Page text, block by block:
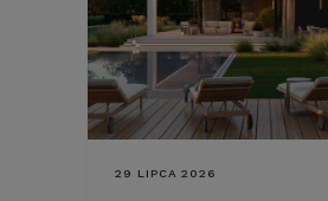
29 LIPCA 2026